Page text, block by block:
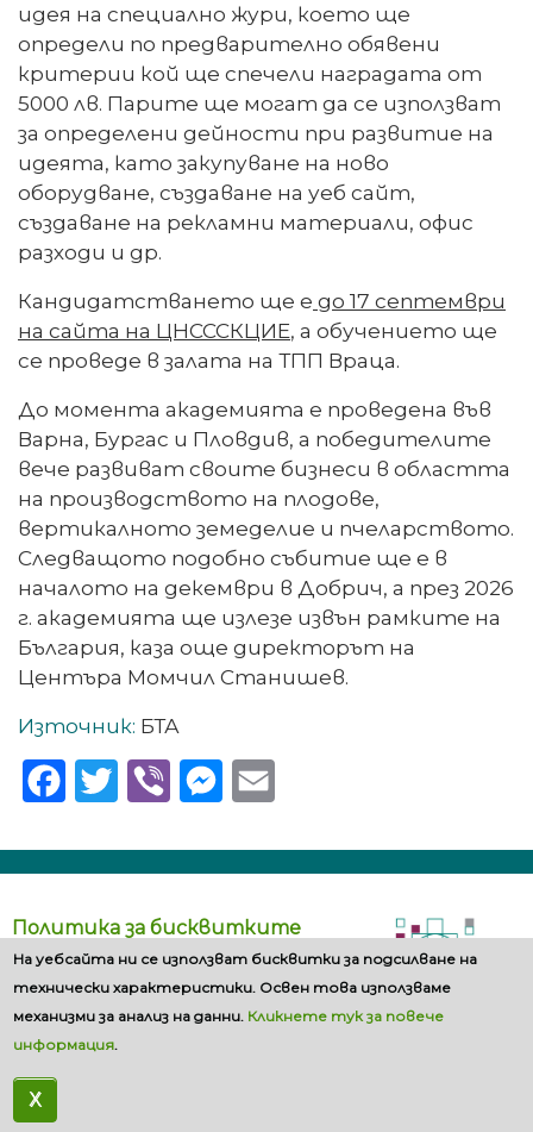
идея на специално жури, което ще
определи по предварително обявени
критерии кой ще спечели наградата от
5000 лв. Парите ще могат да се използват
за определени дейности при развитие на
идеята, като закупуване на ново
оборудване, създаване на уеб сайт,
създаване на рекламни материали, офис
разходи и др.
Кандидатстването ще е до 17 септември
на сайта на ЦНСССКЦИЕ, а обучението ще
се проведе в залата на ТПП Враца.
До момента академията е проведена във
Варна, Бургас и Пловдив, а победителите
вече развиват своите бизнеси в областта
на производството на плодове,
вертикалното земеделие и пчеларството.
Следващото подобно събитие ще е в
началото на декември в Добрич, а през 2026
г. академията ще излезе извън рамките на
България, каза още директорът на
Центъра Момчил Станишев.
Източник: БТА
FacebookTwitterViber Messenger
Политика за бисквитките
На уебсайта ни се използват бисквитки за подсилване на
технически характеристики. Освен това използваме
механизми за анализ на данни. Кликнете тук за повече
информация.
X